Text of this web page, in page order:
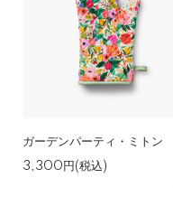
ガーデンパーティ・ミトン
3,300円(税込)